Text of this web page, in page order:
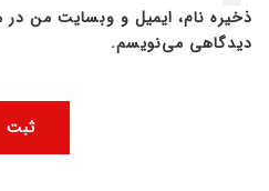
ذخیره نام، ایمیل و وبسایت من در
دیدگاهی می‌نویسم.